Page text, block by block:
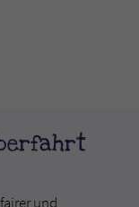
und